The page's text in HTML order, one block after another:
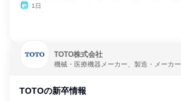
1日
TOTO株式会社
機械・医療機器メーカー、製造・メーカー
TOTOの新卒情報